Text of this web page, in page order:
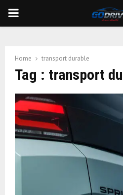
PRIMARY
Home transport durable
Tag : transport